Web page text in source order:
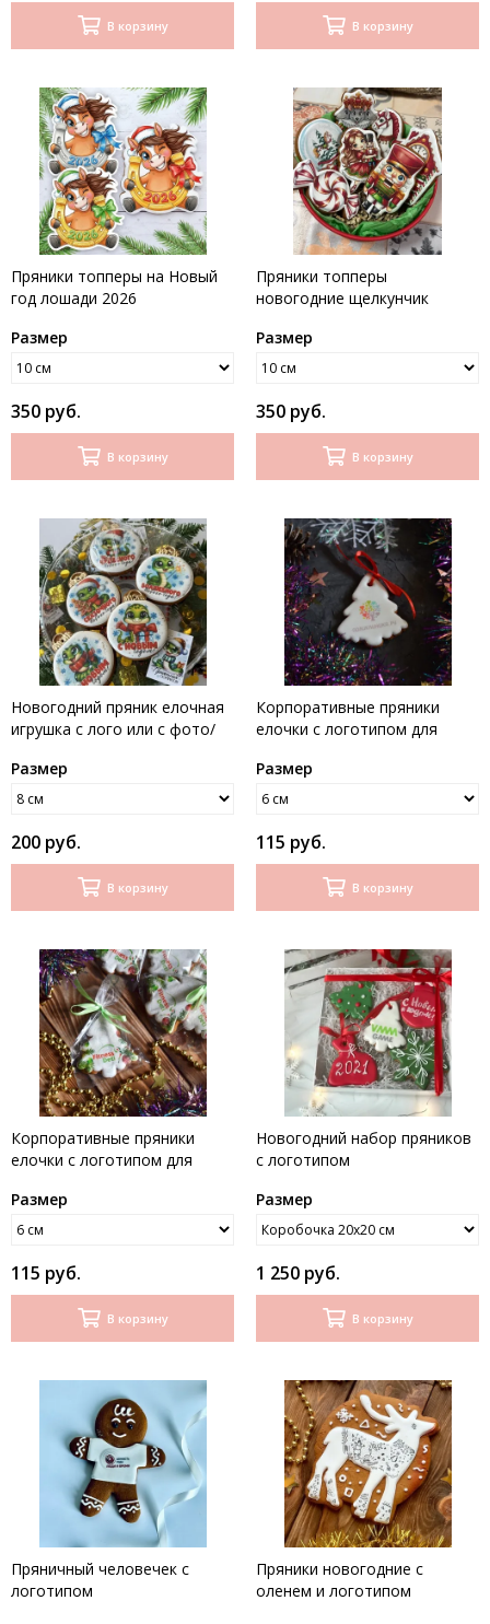
В корзину В корзину
Пряники топперы на Новый
год лошади 2026
Размер
350 руб.
В корзину
Пряники топперы
новогодние щелкунчик
Размер
350 руб.
В корзину
Новогодний пряник елочная
игрушка с лого или с фото/
Размер
200 руб.
В корзину
Корпоративные пряники
елочки с логотипом для
Размер
115 руб.
В корзину
Корпоративные пряники
елочки с логотипом для
гимнастики и акробатики
Размер
115 руб.
В корзину
Новогодний набор пряников
c логотипом
Размер
1 250 руб.
В корзину
Пряничный человечек с
логотипом
Пряники новогодние с
оленем и логотипом